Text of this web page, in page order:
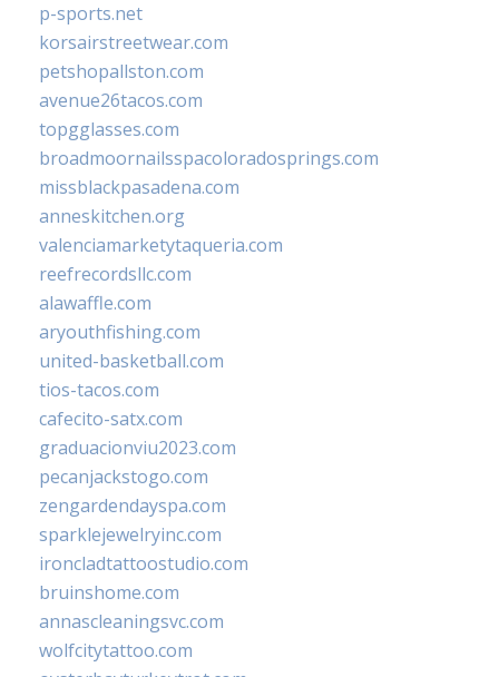
p-sports.net
korsairstreetwear.com
petshopallston.com
avenue26tacos.com
topgglasses.com
broadmoornailsspacoloradosprings.com
missblackpasadena.com
anneskitchen.org
valenciamarketytaqueria.com
reefrecordsllc.com
alawaffle.com
aryouthfishing.com
united-basketball.com
tios-tacos.com
cafecito-satx.com
graduacionviu2023.com
pecanjackstogo.com
zengardendayspa.com
sparklejewelryinc.com
ironcladtattoostudio.com
bruinshome.com
annascleaningsvc.com
wolfcitytattoo.com